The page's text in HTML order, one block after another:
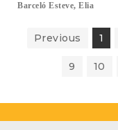
Barceló Esteve, Elia
Previous 1
9 10